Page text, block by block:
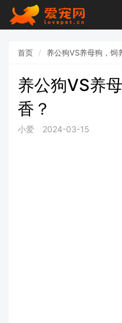
首页 养公狗VS养母狗，饲
养公狗VS养
香？
小爱 2024-03-15